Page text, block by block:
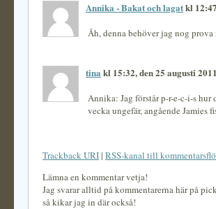
Annika - Bakat och lagatkl
Åh, denna behöver jag nog
tina kl 15:32, den 25 augusti 2011
Annika: Jag förstår p-r-e-c-i-s hur
vecka ungefär, angående Jamies
Trackback URI| RSS-kanal till
Lämna en kommentar vetja!
Jag svarar alltid på kommentarerna här på
så kikar jag in där också!